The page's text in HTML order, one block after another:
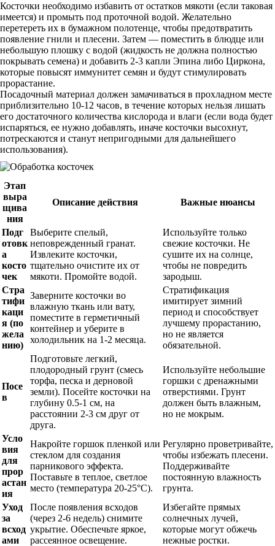
Косточки необходимо избавить от остатков мякоти (если таковая
имеется) и промыть под проточной водой. Желательно
перетереть их в бумажном полотенце, чтобы предотвратить
появление гнили и плесени. Затем — поместить в блюдце или
небольшую плошку с водой (жидкость не должна полностью
покрывать семена) и добавить 2-3 капли Эпина либо Циркона,
которые повысят иммунитет семян и будут стимулировать
прорастание.
Посадочный материал должен замачиваться в прохладном месте
приблизительно 10-12 часов, в течение которых нельзя лишать
его достаточного количества кислорода и влаги (если вода будет
испаряться, ее нужно добавлять, иначе косточки высохнут,
потрескаются и станут непригодными для дальнейшего
использования).
Этап
выра
щива
ния
Описание действия Важные нюансы
Подг
отовк
а
косто
чек
Выберите спелый,
неповрежденный гранат.
Извлеките косточки,
тщательно очистите их от
мякоти. Промойте водой.
Используйте только
свежие косточки. Не
сушите их на солнце,
чтобы не повредить
зародыш.
Стра
тифи
каци
я (по
жела
нию)
Заверните косточки во
влажную ткань или вату,
поместите в герметичный
контейнер и уберите в
холодильник на 1-2 месяца.
Стратификация
имитирует зимний
период и способствует
лучшему прорастанию,
но не является
обязательной.
Посе
в
Подготовьте легкий,
плодородный грунт (смесь
торфа, песка и дерновой
земли). Посейте косточки на
глубину 0.5-1 см, на
расстоянии 2-3 см друг от
друга.
Используйте небольшие
горшки с дренажными
отверстиями. Грунт
должен быть влажным,
но не мокрым.
Усло
вия
для
прор
астан
ия
Накройте горшок пленкой или
стеклом для создания
парникового эффекта.
Поставьте в теплое, светлое
место (температура 20-25°C).
Регулярно проветривайте,
чтобы избежать плесени.
Поддерживайте
постоянную влажность
грунта.
Уход
за
всход
ами
После появления всходов
(через 2-6 недель) снимите
укрытие. Обеспечьте яркое,
рассеянное освещение.
Избегайте прямых
солнечных лучей,
которые могут обжечь
нежные ростки.